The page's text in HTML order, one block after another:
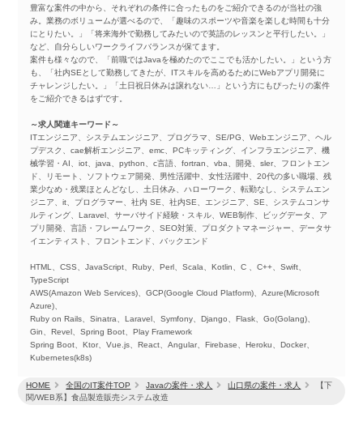
HOME 全国のIT案件TOP Javaの案件・求人 山口県の案件・求人
【下
関/WEB系】食品製造販売システム改造
豊富な案件の中から、それぞれの条件に合ったものをご紹介できるのが当社の強
み。業務のボリュームが選べるので、「趣味のスポーツや音楽を楽しむ時間も十分
にとりたい。」「将来海外で勤務してみたいので英語のレッスンと平行したい。」
など、自分らしいワークライフバランスが保てます。
案件も様々なので、「前職ではJavaを極めたのでここでも活かしたい。」という方
も、「社内SEとして勤務してきたが、ITスキルを高めるためにWebアプリ開発に
チャレンジしたい。」「土日祝日休みは譲れない…」という方にもぴったりの案件
をご紹介できるはずです。
～求人関連キーワード～
ITエンジニア、システムエンジニア、プログラマ、SE/PG、Webエンジニア、ヘル
プデスク、cae解析エンジニア、emc、PCキッティング、インフラエンジニア、機
械学習・AI、iot、java、python、c言語、fortran、vba、開発、sler、フロントエン
ド、リモート、ソフトウェア開発、男性活躍中、女性活躍中、20代の多い職場、残
業少なめ・残業ほとんどなし、土日休み、ハローワーク、転勤なし、システムエン
ジニア、it、プログラマー、社内 SE、社内SE、エンジニア、SE、システムコンサ
ルティング、Laravel、サーバサイド経験・スキル、WEB制作、ビッグデータ、ア
プリ開発、言語・フレームワーク、SEO対策、プロダクトマネージャー、データサ
イエンティスト、フロントエンド、バックエンド
HTML、CSS、JavaScript、Ruby、Perl、Scala、Kotlin、C 、C++、Swift、
TypeScript
AWS(Amazon Web Services)、GCP(Google Cloud Platform)、Azure(Microsoft
Azure)、
Ruby on Rails、Sinatra、Laravel、Symfony、Django、Flask、Go(Golang)、
Gin、Revel、Spring Boot、Play Framework
Spring Boot、Ktor、Vue.js、React、Angular、Firebase、Heroku、Docker、
Kubernetes(k8s)